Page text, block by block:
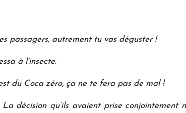
passagers, autrement tu vas déguster !
à l’insecte.
du Coca zéro, ça ne te fera pas de mal !
décision qu’ils avaient prise conjointement